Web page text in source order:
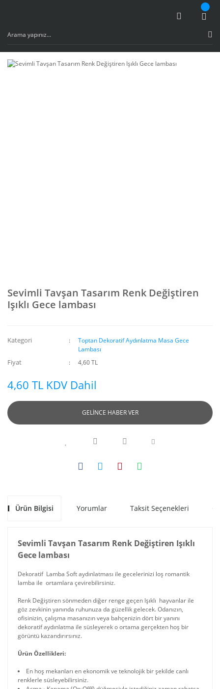
Sevimli Tavşan Tasarım Renk Değiştiren
Işıklı Gece lambası
Kategori
Toptan Dekoratif Aydınlatma Masa Gece
Lambası
Fiyat 4,60 TL
4,60 TL KDV Dahil
GELİNCE HABER VER
Ürün Bilgisi Yorumlar Taksit Seçenekleri
Sevimli Tavşan Tasarım Renk Değiştiren Işıklı
Gece lambası
Dekoratif Lamba Soft aydınlatması ile gecelerinizi loş romantik
lamba ile ortamlara çevirebilirsiniz.
Renk Değiştiren sönmeden diğer renge geçen Işıklı hayvanlar ile
göz zevkinin yanında ruhunuza da güzellik gelecek. Odanızın,
ofisinizin, çalışma masanızın veya bahçenizin dört bir yanını
dekoratif aydınlatma ile süsleyerek o ortama gerçekten hoş bir
görüntü kazandırırsınız.
Ürün Özellikleri:
En hoş mekanları en ekonomik ve teknolojik bir şekilde canlı
renklerle süsleyebilirsiniz.